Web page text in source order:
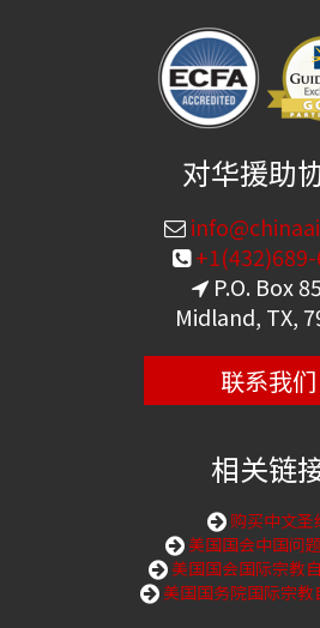
对华援助
+1(432)689-
P.O. Box
Midland, TX,
联系我们
相关链
购买中文圣
美国国会中国问
美国国会国际宗教
美国国务院国际宗教